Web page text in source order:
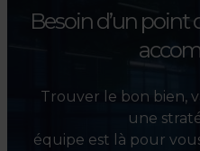
Besoin d’un point
Trouver le bon bien,
une
équipe est là pour